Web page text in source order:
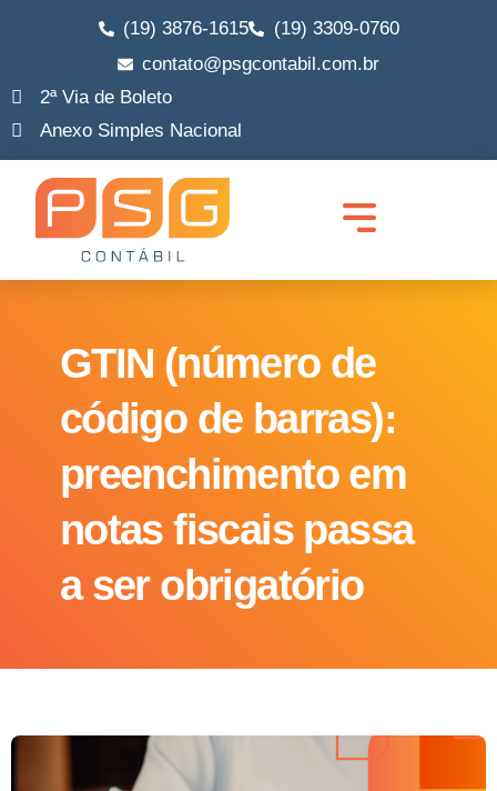
(19) 3876-1615
(19) 3309-0760
contato@psgcontabil.com.br
2ª Via de Boleto
Anexo Simples Nacional
GTIN (número de
código de barras):
preenchimento em
notas fiscais passa
a ser obrigatório